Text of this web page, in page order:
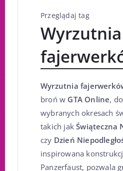
Przeglądaj tag
Wyrzutnia
Wyrzutnia
broń w GTA Online,
wybranych okresach
takich jakŚwiąteczna
czy Dzień
inspirowana
Panzerfaust, pozwala